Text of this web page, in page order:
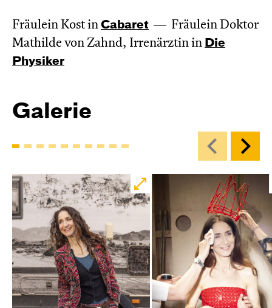
Fräulein Kost in Cabaret
Fräulein Doktor
Mathilde von Zahnd, Irrenärztin in Die
Physiker
Galerie